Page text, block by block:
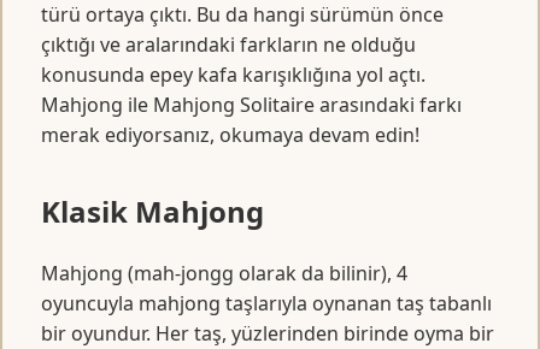
türü ortaya çıktı. Bu da hangi sürümün önce
çıktığı ve aralarındaki farkların ne olduğu
konusunda epey kafa karışıklığına yol açtı.
Mahjong ile Mahjong Solitaire arasındaki farkı
merak ediyorsanız, okumaya devam edin!
Klasik Mahjong
Mahjong (mah-jongg olarak da bilinir), 4
oyuncuyla mahjong taşlarıyla oynanan taş tabanlı
bir oyundur. Her taş, yüzlerinden birinde oyma bir